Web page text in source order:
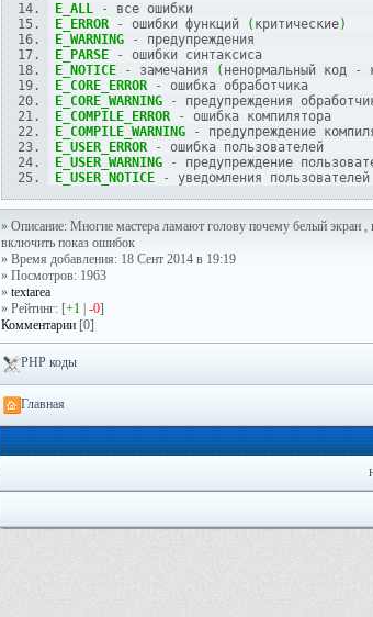
E_ALL
- все ошибки
E_ERROR
- ошибки функций ( критические)
E_WARNING
- предупреждения
E_PARSE
- ошибки синтаксиса
E_NOTICE
- замечания ( ненормальный код -
E_CORE_ERROR
- ошибка обработчика
E_CORE_WARNING
- предупреждения
E_COMPILE_ERROR
- ошибка компилятора
E_COMPILE_WARNING
- предупреждение
E_USER_ERROR
- ошибка пользователей
E_USER_WARNING
- предупреждение
E_USER_NOTICE
- уведомления пользователей
» Описание: Многие мастера ламают голову почему белый экран
включить показ ошибок
» Время добавления: 18 Сент 2014 в 19:19
» Посмотров: 1963
» textarea
» Рейтинг: [+1 -0]
Комментарии [0]
PHP коды
Главная